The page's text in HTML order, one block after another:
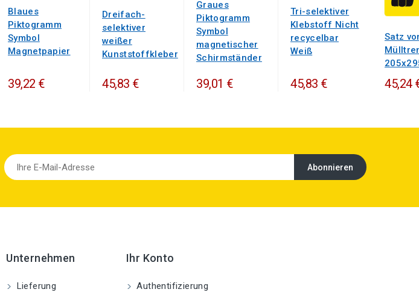
Blaues
Piktogramm
Symbol
Magnetpapier
39,22 €
Dreifach-
selektiver
weißer
Kunststoffkleber
45,83 €
Graues
Piktogramm
Symbol
magnetischer
Schirmständer
39,01 €
Tri-selektiver
Klebstoff Nicht
recycelbar
Weiß
45,83 €
Satz
45,24
Unternehmen
Lieferung
Ihr Konto
Authentifizierung